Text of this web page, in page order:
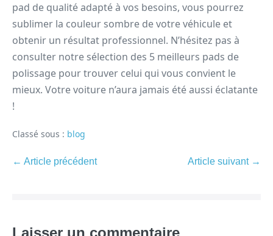
pad de qualité adapté à vos besoins, vous pourrez
sublimer la couleur sombre de votre véhicule et
obtenir un résultat professionnel. N’hésitez pas à
consulter notre sélection des 5 meilleurs pads de
polissage pour trouver celui qui vous convient le
mieux. Votre voiture n’aura jamais été aussi éclatante
!
Classé sous : blog
← Article précédent Article suivant →
Laisser un commentaire